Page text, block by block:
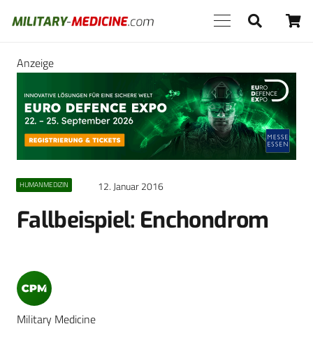
Anzeige
HUMANMEDIZIN 12. Januar 2016
Fallbeispiel: Enchondrom
Military Medicine